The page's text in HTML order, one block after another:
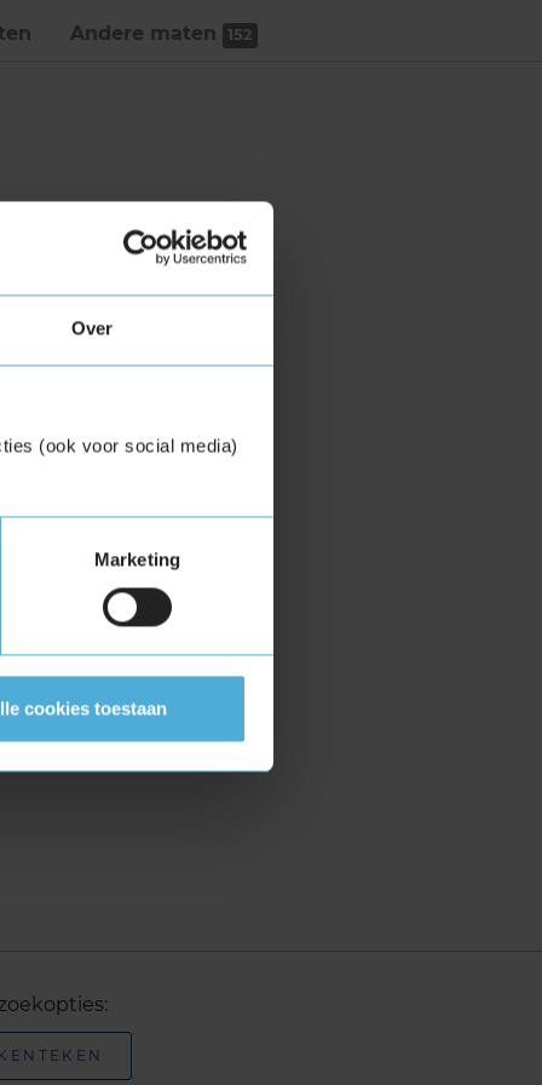
Over
(ook voor social media)
Marketing
cookies toestaan
Andere maten 152